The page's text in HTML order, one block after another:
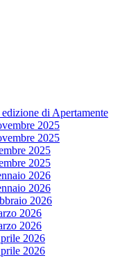
di Apertamente
2025
2025
2025
2025
2026
2026
2026
2026
2026
2026
2026